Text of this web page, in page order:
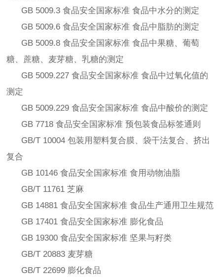
GB 5009.3 食品安全国家标准 食品中水分的测定
GB 5009.6 食品安全国家标准 食品中脂肪的测定
GB 5009.8 食品安全国家标准 食品中果糖、葡萄
糖、蔗糖、麦芽糖、乳糖的测定
GB 5009.227 食品安全国家标准 食品中过氧化值的
测定
GB 5009.229 食品安全国家标准 食品中酸价的测定
GB 7718 食品安全国家标准 预包装食品标签通则
GB/T 10004 包装用塑料复合膜、袋干法复合、挤出
复合
GB 10146 食品安全国家标准 食用动物油脂
GB/T 11761 芝麻
GB 14881 食品安全国家标准 食品生产通用卫生规范
GB 17401 食品安全国家标准 膨化食品
GB 19300 食品安全国家标准 坚果与籽类
GB/T 20883 麦芽糖
GB/T 22699 膨化食品